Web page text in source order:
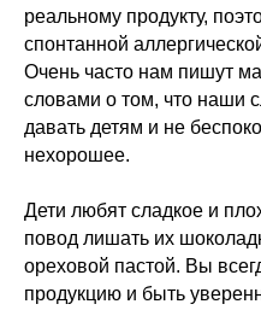
реальному продукту,
спонтанной
Очень часто нам пишут
словами о том, что наши
давать детям и не
нехорошее.
Дети любят сладкое и
повод лишать их
ореховой пастой. Вы
продукцию и быть